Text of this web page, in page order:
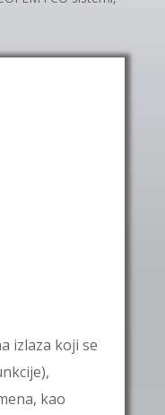
izlaza koji se
kao